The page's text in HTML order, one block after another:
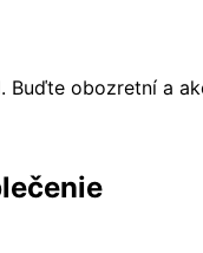
Buďte obozretní a